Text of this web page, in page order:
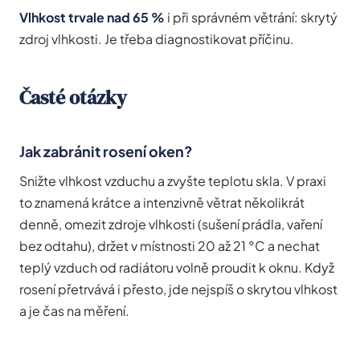
Vlhkost trvale nad 65 % i při správném větrání: skrytý
zdroj vlhkosti. Je třeba diagnostikovat příčinu.
Časté otázky
Jak zabránit rosení oken?
Snižte vlhkost vzduchu a zvyšte teplotu skla. V praxi
to znamená krátce a intenzivně větrat několikrát
denně, omezit zdroje vlhkosti (sušení prádla, vaření
bez odtahu), držet v místnosti 20 až 21 °C a nechat
teplý vzduch od radiátoru volně proudit k oknu. Když
rosení přetrvává i přesto, jde nejspíš o skrytou vlhkost
a je čas na měření.